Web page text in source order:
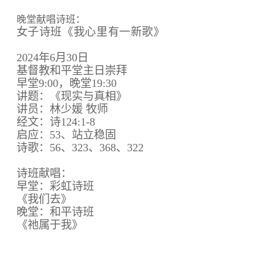
晚堂献唱诗班：
女子诗班《我心里有一新歌》
2024年6月30日
基督教和平堂主日崇拜
早堂9:00，晚堂19:30
讲题：《现实与真相》
讲员：林少媛 牧师
经文：诗124:1-8
启应：53、站立稳固
诗歌：56、323、368、322
诗班献唱：
早堂：彩虹诗班
《我们去》
晚堂：和平诗班
《祂属于我》